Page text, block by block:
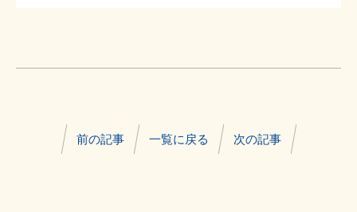
前の記事 一覧に戻る 次の記事